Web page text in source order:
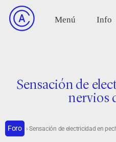
Sensación de
nervios
Foro › Sensación de electricidad en